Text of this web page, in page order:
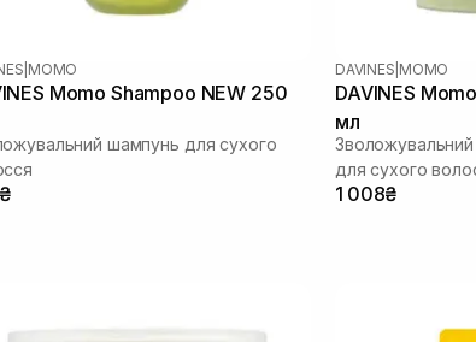
MOMO
Momo Shampoo NEW 250
шампунь для сухого
DAVINES MOMO
DAVINES
мл
Зволожувальний
для сухого
1 008₴